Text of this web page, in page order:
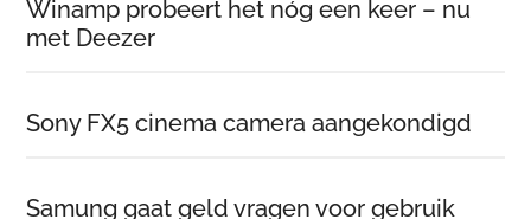
Winamp probeert het nóg een keer – nu
met Deezer
Sony FX5 cinema camera aangekondigd
Samung gaat geld vragen voor gebruik